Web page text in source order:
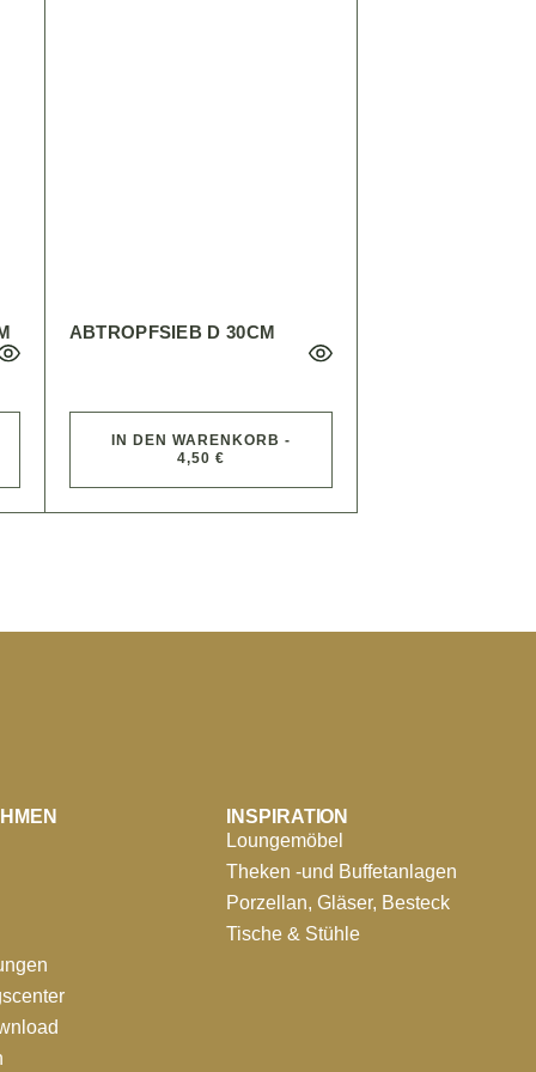
ABTROPFSIEB D 30CM
IN DEN WARENKORB -
4,50 €
INSPIRATION
Loungemöbel
Theken -und Buffetanlagen
Porzellan, Gläser, Besteck
Tische & Stühle